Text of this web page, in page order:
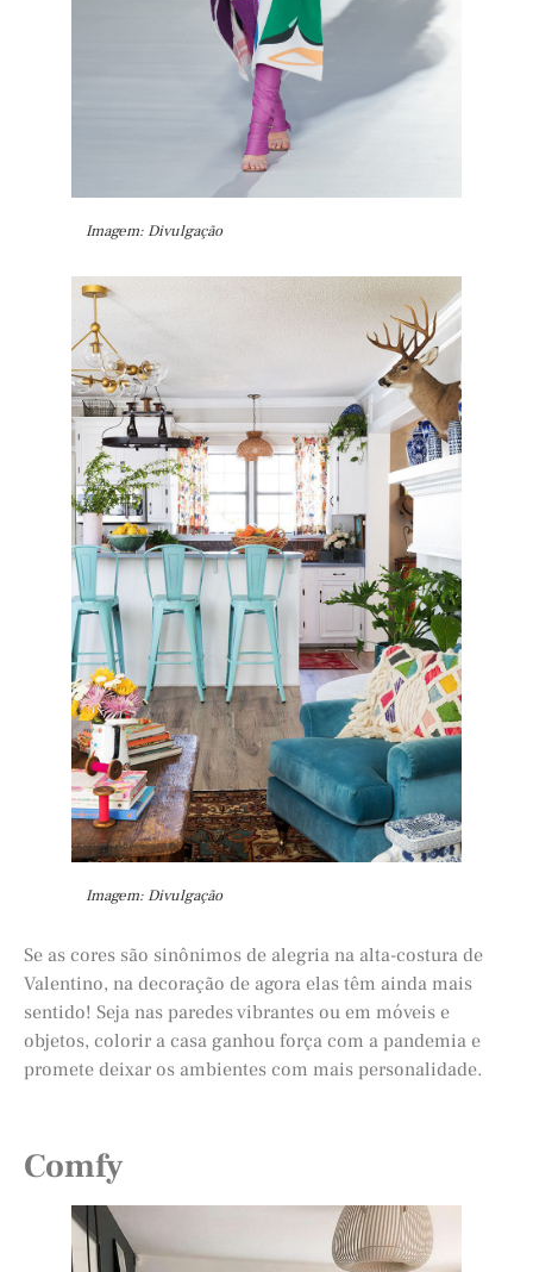
Imagem: Divulgação
Imagem: Divulgação
Se as cores são sinônimos de alegria na alta-costura de
Valentino, na decoração de agora elas têm ainda mais
sentido! Seja nas paredes vibrantes ou em móveis e
objetos, colorir a casa ganhou força com a pandemia e
promete deixar os ambientes com mais personalidade.
Comfy